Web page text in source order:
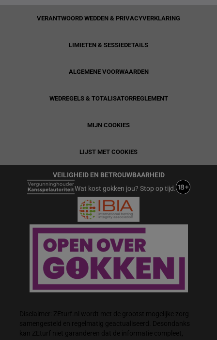
VERANTWOORD WEDDEN & PRIVACYVERKLARING
LIMIETEN & SESSIEDETAILS
ALGEMENE VOORWAARDEN
WEDREGELS & TOTALISATORREGLEMENT
MIJN COOKIES
LIJST MET COOKIES
VEILIGHEID EN BETROUWBAARHEID
Wat kost gokken jou? Stop op tijd.
Disclaimer: ZEturf.nl wordt met de grootst mogelijke zorg
samengesteld en regelmatig geactualiseerd. Desondanks
kan ZEturf niet garanderen dat de informatie compleet,